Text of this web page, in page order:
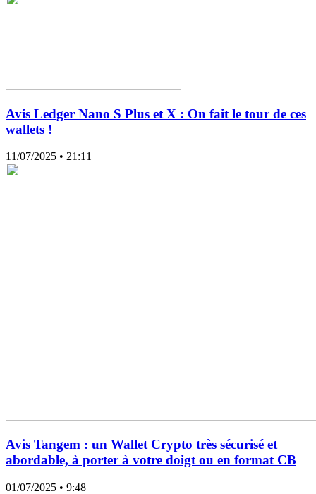
Avis Ledger Nano S Plus et X : On fait le tour de ces
wallets !
11/07/2025 • 21:11
Avis Tangem : un Wallet Crypto très sécurisé et
abordable, à porter à votre doigt ou en format CB
01/07/2025 • 9:48